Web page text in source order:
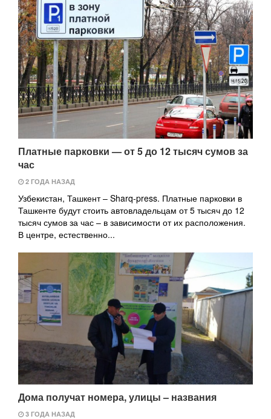
Платные парковки — от 5 до 12 тысяч сумов за
час
2 ГОДА НАЗАД
Узбекистан, Ташкент – Sharq-press. Платные парковки в
Ташкенте будут стоить автовладельцам от 5 тысяч до 12
тысяч сумов за час – в зависимости от их расположения.
В центре, естественно...
Дома получат номера, улицы – названия
3 ГОДА НАЗАД